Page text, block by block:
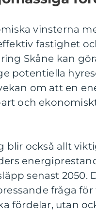
vinsterna
fastighet
Skåne kan
potentiella
om att en
och
också allt
senast 2050.
fråga
fördelar, utan